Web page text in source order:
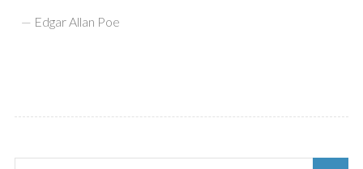
— Edgar Allan Poe